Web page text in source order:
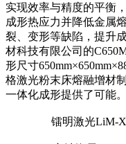
实现效率与精度的平衡
成形热应力并降低金属
裂、变形等缺陷，提升
材科技有限公司的
形尺寸
格激光粉末床熔融增材
一体化成形提供了可能。
镭明激光LiM-